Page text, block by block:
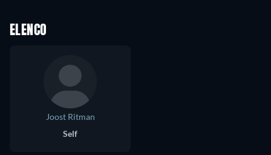
ELENCO
Joost Ritman
Self